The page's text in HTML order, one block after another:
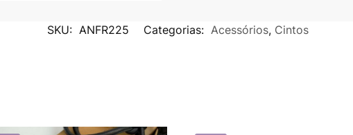
SKU: ANFR225 Categorias: Acessórios, Cintos